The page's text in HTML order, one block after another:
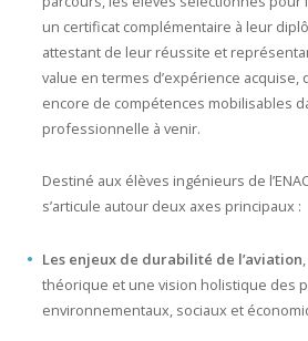
un certificat complémentaire à leur
attestant de leur réussite et
value en termes d’expérience acquise,
encore de compétences mobilisables
professionnelle à venir.
Destiné aux élèves ingénieurs de
s’articule autour deux axes principaux :
Les enjeux de durabilité de l’aviation
théorique et une vision holistique des
environnementaux, sociaux et